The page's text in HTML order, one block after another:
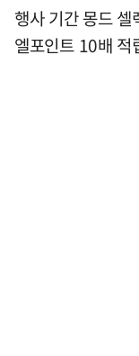
행사 기간 몽드
엘포인트 10배 적